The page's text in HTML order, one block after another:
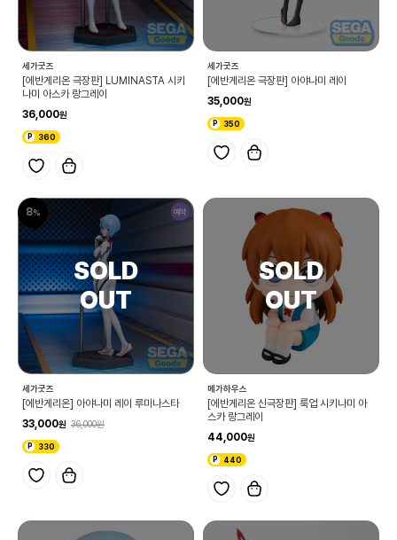
세가굿즈
[에반게리온 극장판] LUMINASTA 시키
나미 아스카 랑그레이
36,000
360
세가굿즈
[에반게리온 극장판] 아야나미 레이
35,000
350
8 예약
세가굿즈
[에반게리온] 아야나미 레이 루미나스타
33,000
36,000
330
메가하우스
[에반게리온 신극장판] 룩업 시키나미 아
스카 랑그레이
44,000
440